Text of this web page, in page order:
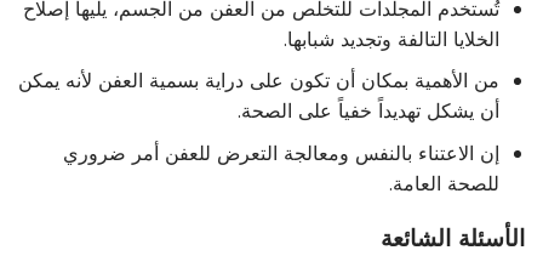
تُستخدم المجلدات للتخلص من العفن من الجسم، يليها إصلاح
الخلايا التالفة وتجديد شبابها.
من الأهمية بمكان أن تكون على دراية بسمية العفن لأنه يمكن
أن يشكل تهديداً خفياً على الصحة.
إن الاعتناء بالنفس ومعالجة التعرض للعفن أمر ضروري
للصحة العامة.
الأسئلة الشائعة